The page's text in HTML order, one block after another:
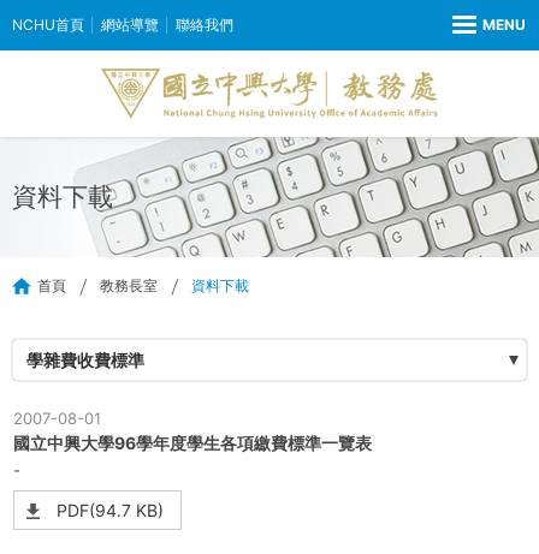
NCHU首頁 網站導覽 聯絡我們
資料下載
首頁 教務長室 資料下載
學雜費收費標準
2007-08-01
國立中興大學96學年度學生各項繳費標準一覽表
-
PDF(94.7 KB)